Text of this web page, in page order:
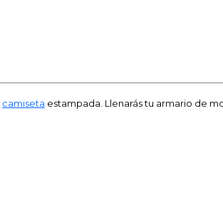
camiseta estampada. Llenarás tu armario de